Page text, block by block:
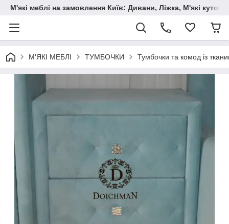
М'які меблі на замовлення Київ: Дивани, Ліжка, М'які
М'ЯКІ МЕБЛІ ТУМБОЧКИ Тумбочки та комод із